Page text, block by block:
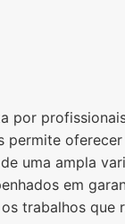
por
permite oferecer
uma ampla
em
trabalhos que